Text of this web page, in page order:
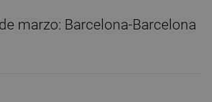
marzo: Barcelona-Barcelona